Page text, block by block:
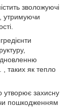
зволожуючі
утримуючи
, таких як тепло
утворює захисну
пошкодженням